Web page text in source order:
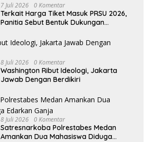
7 Juli 2026 0 Komentar
Terkait Harga Tiket Masuk PRSU 2026,
Panitia Sebut Bentuk Dukungan
Pelestarian Budaya
8 Juli 2026 0 Komentar
Washington Ribut Ideologi, Jakarta
Jawab Dengan Berdikiri
8 Juli 2026 0 Komentar
Satresnarkoba Polrestabes Medan
Amankan Dua Mahasiswa Diduga